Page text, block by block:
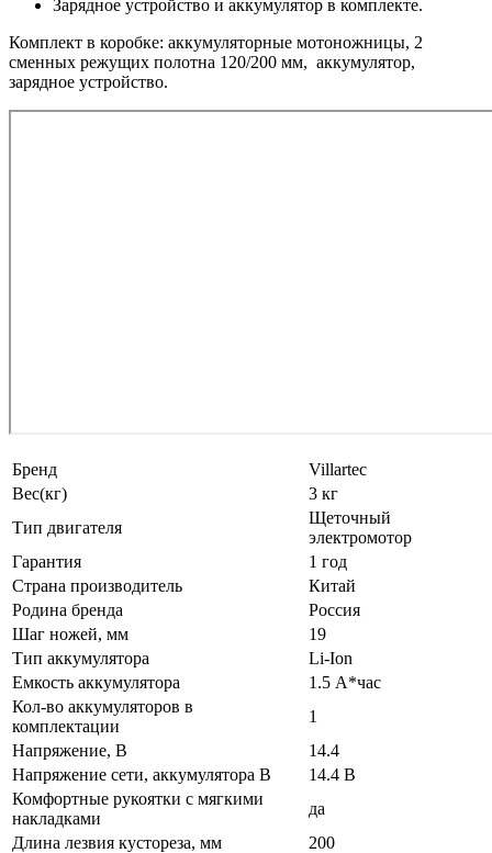
Зарядное устройство и аккумулятор в комплекте.
Комплект в коробке: аккумуляторные мотоножницы, 2
сменных режущих полотна 120/200 мм, аккумулятор,
зарядное устройство.
Бренд
Villartec
Вес(кг)
3 кг
Тип двигателя
Щеточный
электромотор
Гарантия
1 год
Страна производитель
Китай
Родина бренда
Россия
Шаг ножей, мм
19
Тип аккумулятора
Li-Ion
Емкость аккумулятора
1.5 А*час
Кол-во аккумуляторов в
комплектации
1
Напряжение, В
14.4
Напряжение сети, аккумулятора В
14.4 В
Комфортные рукоятки с мягкими
накладками
да
Длина лезвия кустореза, мм
200